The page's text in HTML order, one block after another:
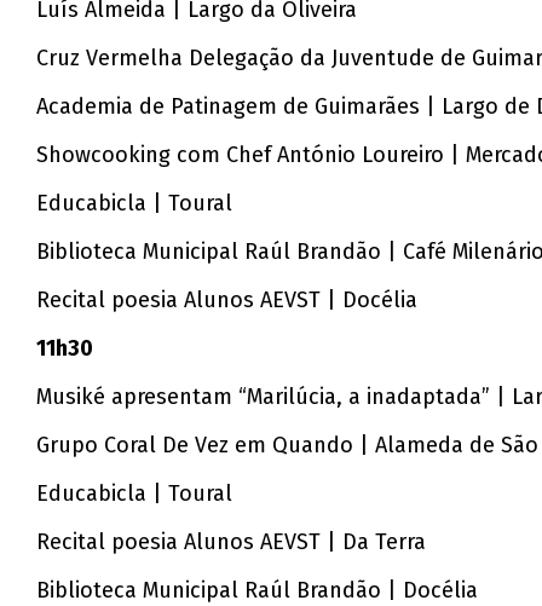
Luís Almeida | Largo da Oliveira
Cruz Vermelha Delegação da Juventude de
Academia de Patinagem de Guimarães | Largo de
Showcooking com Chef António Loureiro |
Educabicla | Toural
Biblioteca Municipal Raúl Brandão | Café
Recital poesia Alunos AEVST | Docélia
11h30
Musiké apresentam “Marilúcia, a inadaptada” |
Grupo Coral De Vez em Quando | Alameda de
Educabicla | Toural
Recital poesia Alunos AEVST | Da Terra
Biblioteca Municipal Raúl Brandão | Docélia